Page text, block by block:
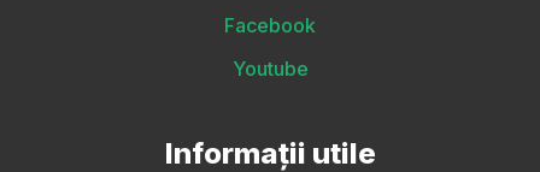
Facebook
Youtube
Informații utile